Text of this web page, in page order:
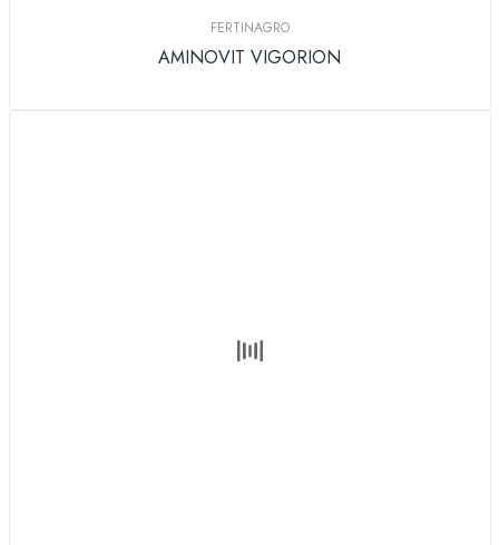
FERTINAGRO
AMINOVIT VIGORION